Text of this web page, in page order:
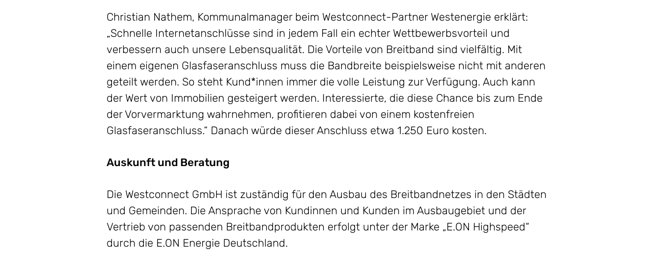
Christian Nathem, Kommunalmanager beim Westconnect-Partner Westenergie erklärt:
„Schnelle Internetanschlüsse sind in jedem Fall ein echter Wettbewerbsvorteil und
verbessern auch unsere Lebensqualität. Die Vorteile von Breitband sind vielfältig. Mit
einem eigenen Glasfaseranschluss muss die Bandbreite beispielsweise nicht mit anderen
geteilt werden. So steht Kund*innen immer die volle Leistung zur Verfügung. Auch kann
der Wert von Immobilien gesteigert werden. Interessierte, die diese Chance bis zum Ende
der Vorvermarktung wahrnehmen, profitieren dabei von einem kostenfreien
Glasfaseranschluss.“ Danach würde dieser Anschluss etwa 1.250 Euro kosten.
Auskunft und Beratung
Die Westconnect GmbH ist zuständig für den Ausbau des Breitbandnetzes in den Städten
und Gemeinden. Die Ansprache von Kundinnen und Kunden im Ausbaugebiet und der
Vertrieb von passenden Breitbandprodukten erfolgt unter der Marke „E.ON Highspeed“
durch die E.ON Energie Deutschland.